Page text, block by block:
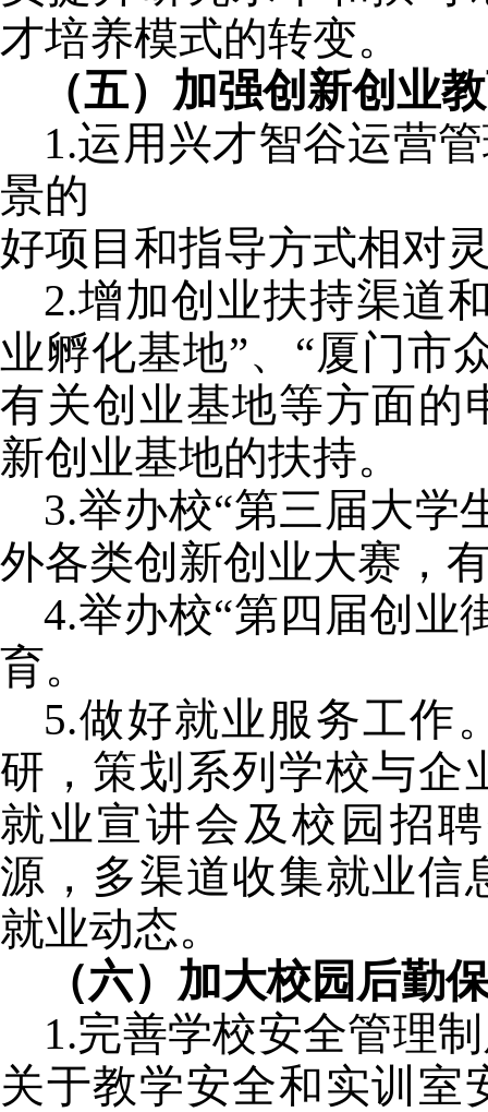
才培养模式的转变。
（五）加强创新创业
1.运用兴才智谷运营
景的
好项目和指导方式相对
2.增加创业扶持渠道
业孵化基地”、“厦门市
有关创业基地等方面的
新创业基地的扶持。
3.举办校“第三届大学
外各类创新创业大赛，
4.举办校“第四届创业
育。
5.做好就业服务工作
研，策划系列学校与企
就业宣讲会及校园招
源，多渠道收集就业信
就业动态。
（六）加大校园后勤
1.完善学校安全管理
关于教学安全和实训室